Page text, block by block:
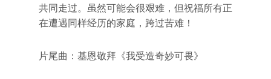
共同走过。虽然可能会很艰难，但祝福所有正
在遭遇同样经历的家庭，跨过苦难！
片尾曲：基恩敬拜《我受造奇妙可畏》